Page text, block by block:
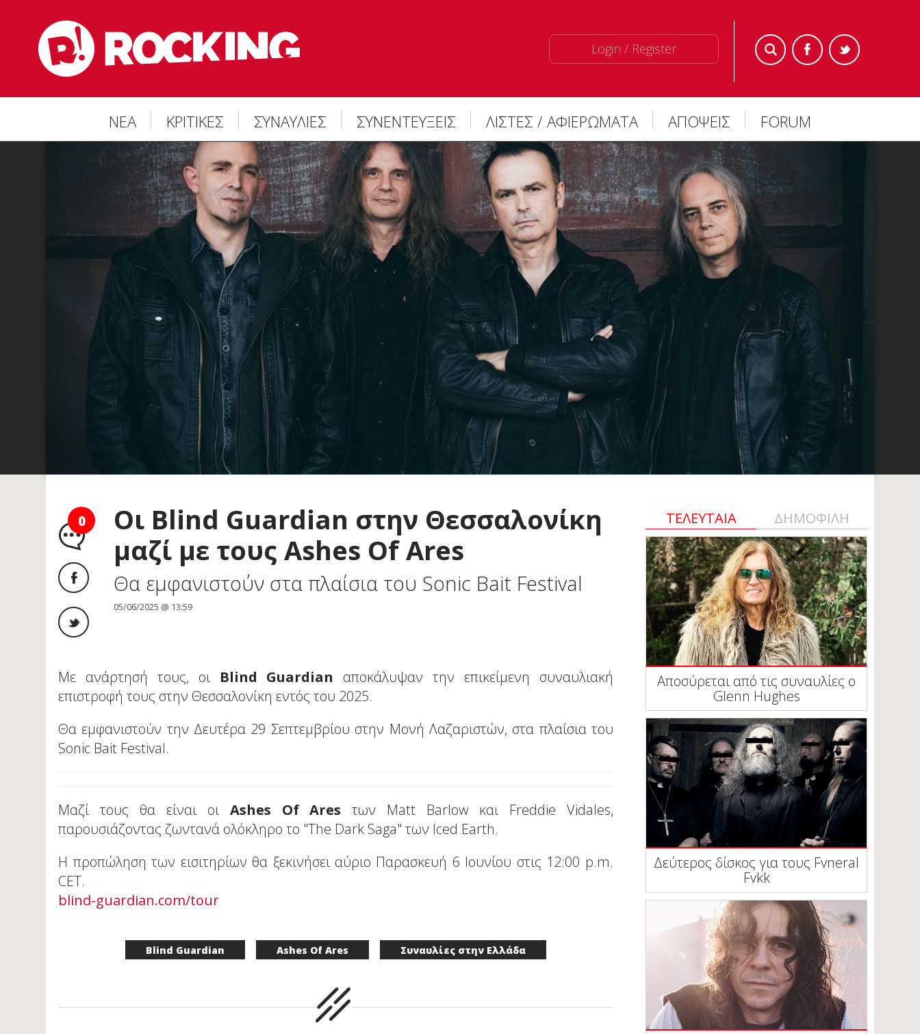
Login / Register
ΝΕΑ ΚΡΙΤΙΚΕΣ ΣΥΝΑΥΛΙΕΣ ΣΥΝΕΝΤΕΥΞΕΙΣ ΛΙΣΤΕΣ / ΑΦΙΕΡΩΜΑΤΑ ΑΠΟΨΕΙΣ FORUM
0
Οι Blind Guardian στην Θεσσαλονίκη
μαζί με τους Ashes Of Ares
Θα εμφανιστούν στα πλαίσια του Sonic Bait Festival
05/06/2025 @ 13:59
Με ανάρτησή τους, οι Blind Guardian αποκάλυψαν την επικείμενη συναυλιακή
επιστροφή τους στην Θεσσαλονίκη εντός του 2025.
Θα εμφανιστούν την Δευτέρα 29 Σεπτεμβρίου στην Μονή Λαζαριστών, στα πλαίσια του
Sonic Bait Festival.
Μαζί τους θα είναι οι Ashes Of Ares των Matt Barlow και Freddie Vidales,
παρουσιάζοντας ζωντανά ολόκληρο το "The Dark Saga" των Iced Earth.
Η προπώληση των εισιτηρίων θα ξεκινήσει αύριο Παρασκευή 6 Ιουνίου στις 12:00 p.m.
CET.
blind-guardian.com/tour
Blind Guardian Ashes Of Ares Συναυλίες στην Ελλάδα
ΤΕΛΕΥΤΑΙΑ ΔΗΜΟΦΙΛΗ
Αποσύρεται από τις συναυλίες ο
Glenn Hughes
Δεύτερος δίσκος για τους Fvneral
Fvkk